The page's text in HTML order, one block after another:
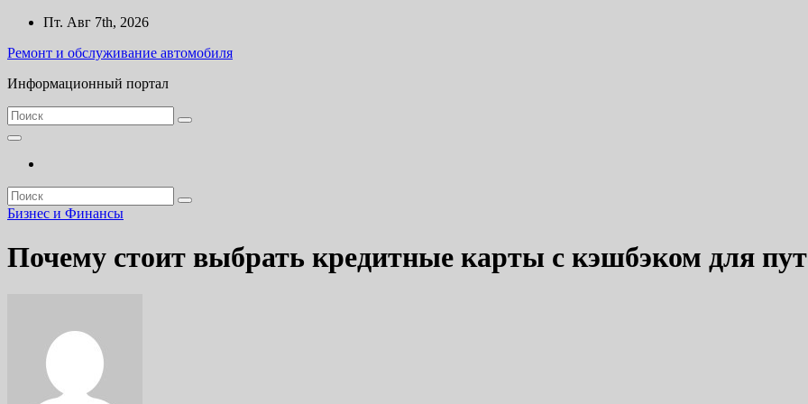
Перейти
содержанию
Пт. Авг 7th, 2026
Ремонт и обслуживание автомобиля
Информационный портал
Бизнес и Финансы
Почему стоит выбрать кредитные карты с кэшбэком для